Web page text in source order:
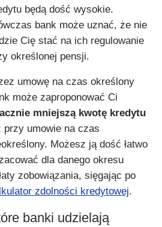
będą dość wysokie.
bank może uznać, że nie
Cię stać na ich regulowanie
określonej pensji.
umowę na czas określony
może zaproponować Ci
mniejszą kwotę kredytu
przy umowie na czas
Możesz ją dość łatwo
dla danego okresu
zobowiązania, sięgając po
zdolności kredytowej.
banki udzielają